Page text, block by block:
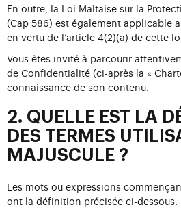
En outre, la Loi Maltaise sur la
(Cap 586) est également applicable
en vertu de l’article 4(2)(a) de cette
Vous êtes invité à parcourir
de Confidentialité (ci-après la «
connaissance de son contenu.
2. QUELLE EST LA
DES TERMES
MAJUSCULE ?
Les mots ou expressions
ont la définition précisée ci-dessous.